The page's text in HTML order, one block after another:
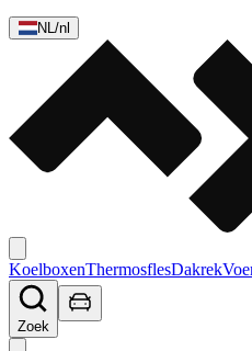
NL/nl
KoelboxenThermosflesDakrek
Zoek